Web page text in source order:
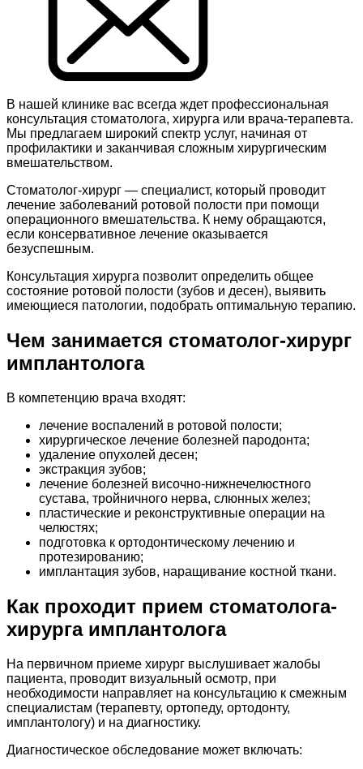
В нашей клинике вас всегда ждет профессиональная
консультация стоматолога, хирурга или врача-терапевта.
Мы предлагаем широкий спектр услуг, начиная от
профилактики и заканчивая сложным хирургическим
вмешательством.
Стоматолог-хирург — специалист, который проводит
лечение заболеваний ротовой полости при помощи
операционного вмешательства. К нему обращаются,
если консервативное лечение оказывается
безуспешным.
Консультация хирурга позволит определить общее
состояние ротовой полости (зубов и десен), выявить
имеющиеся патологии, подобрать оптимальную терапию.
Чем занимается стоматолог-хирург
имплантолога
В компетенцию врача входят:
лечение воспалений в ротовой полости;
хирургическое лечение болезней пародонта;
удаление опухолей десен;
экстракция зубов;
лечение болезней височно-нижнечелюстного
сустава, тройничного нерва, слюнных желез;
пластические и реконструктивные операции на
челюстях;
подготовка к ортодонтическому лечению и
протезированию;
имплантация зубов, наращивание костной ткани.
Как проходит прием стоматолога-
хирурга имплантолога
На первичном приеме хирург выслушивает жалобы
пациента, проводит визуальный осмотр, при
необходимости направляет на консультацию к смежным
специалистам (терапевту, ортопеду, ортодонту,
имплантологу) и на диагностику.
Диагностическое обследование может включать: